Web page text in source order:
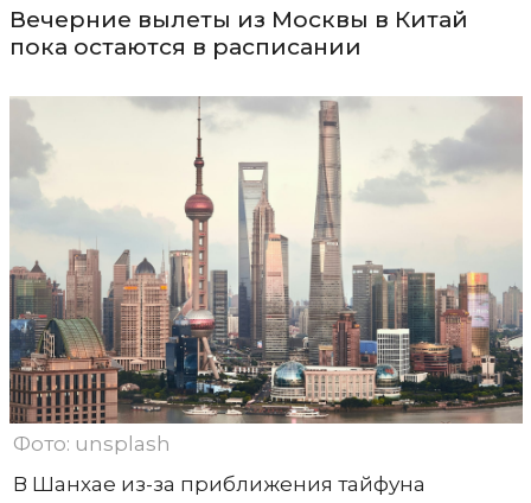
Вечерние вылеты из Москвы в Китай
пока остаются в расписании
Фото: unsplash
В Шанхае из-за приближения тайфуна